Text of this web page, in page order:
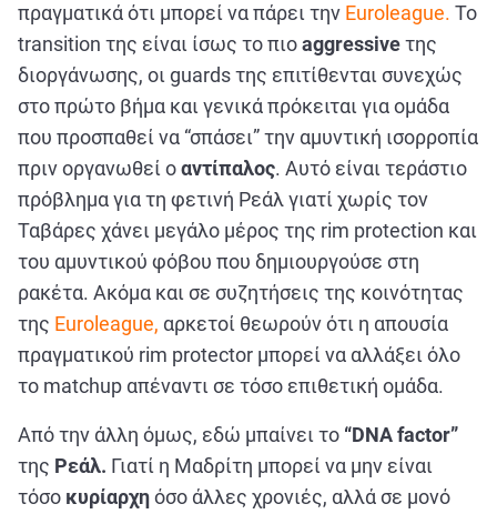
πραγματικά ότι μπορεί να πάρει την Euroleague. Το
transition της είναι ίσως το πιοaggressiveτης
διοργάνωσης, οι guards της επιτίθενται συνεχώς
στο πρώτο βήμα και γενικά πρόκειται για ομάδα
που προσπαθεί να “σπάσει” την αμυντική ισορροπία
πριν οργανωθεί οαντίπαλος. Αυτό είναι τεράστιο
πρόβλημα για τη φετινή Ρεάλ γιατί χωρίς τον
Ταβάρες χάνει μεγάλο μέρος της rim protection και
του αμυντικού φόβου που δημιουργούσε στη
ρακέτα. Ακόμα και σε συζητήσεις της κοινότητας
της Euroleague, αρκετοί θεωρούν ότι η απουσία
πραγματικού rim protector μπορεί να αλλάξει όλο
το matchup απέναντι σε τόσο επιθετική ομάδα.
Από την άλλη όμως, εδώ μπαίνει το “DNA factor”
της Ρεάλ. Γιατί η Μαδρίτη μπορεί να μην είναι
τόσο κυρίαρχηόσο άλλες χρονιές, αλλά σε μονό